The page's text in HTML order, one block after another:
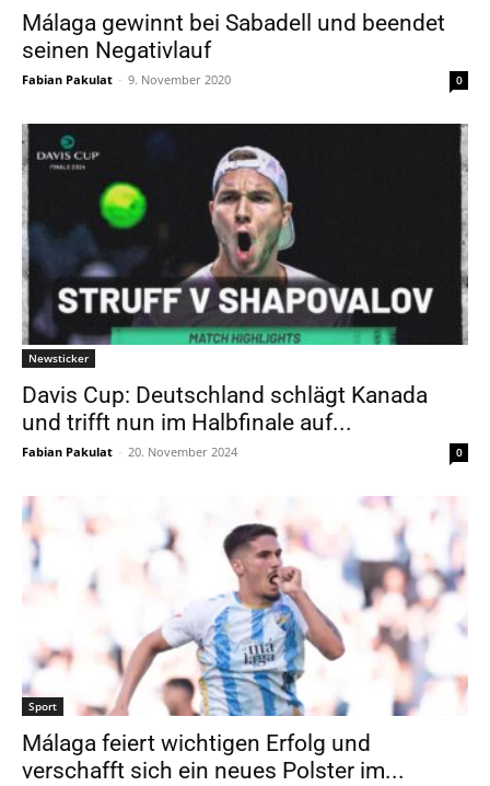
Málaga gewinnt bei Sabadell und beendet
seinen Negativlauf
Fabian Pakulat - 9. November 2020 0
Newsticker
Davis Cup: Deutschland schlägt Kanada
und trifft nun im Halbfinale auf...
Fabian Pakulat - 20. November 2024 0
Sport
Málaga feiert wichtigen Erfolg und
verschafft sich ein neues Polster im...